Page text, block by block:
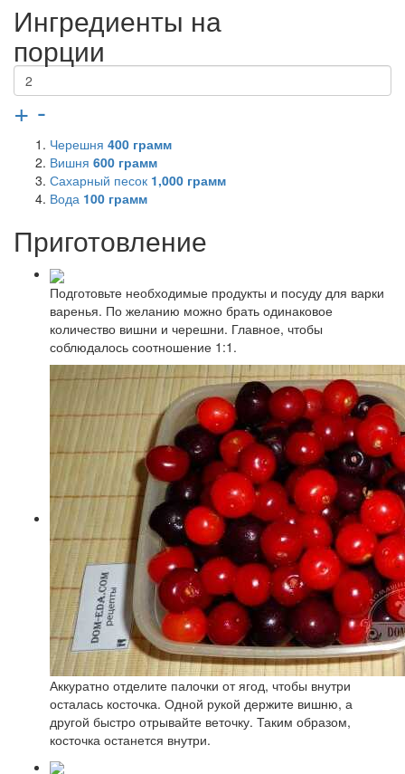
Ингредиенты на
порции
+ -
Черешня 400 грамм
Вишня 600 грамм
Сахарный песок 1,000 грамм
Вода 100 грамм
Приготовление
Подготовьте необходимые продукты и посуду для варки
варенья. По желанию можно брать одинаковое
количество вишни и черешни. Главное, чтобы
соблюдалось соотношение 1:1.
Аккуратно отделите палочки от ягод, чтобы внутри
осталась косточка. Одной рукой держите вишню, а
другой быстро отрывайте веточку. Таким образом,
косточка останется внутри.